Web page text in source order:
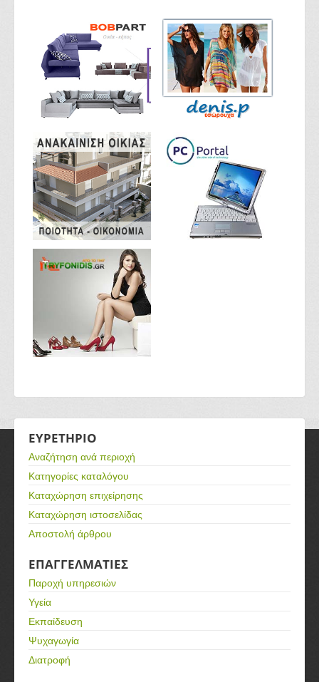
ΕΥΡΕΤΗΡΙΟ
Αναζήτηση ανά περιοχή
Κατηγορίες καταλόγου
Καταχώρηση επιχείρησης
Καταχώρηση ιστοσελίδας
Αποστολή άρθρου
ΕΠΑΓΓΕΛΜΑΤΙΕΣ
Παροχή υπηρεσιών
Υγεία
Εκπαίδευση
Ψυχαγωγία
Διατροφή